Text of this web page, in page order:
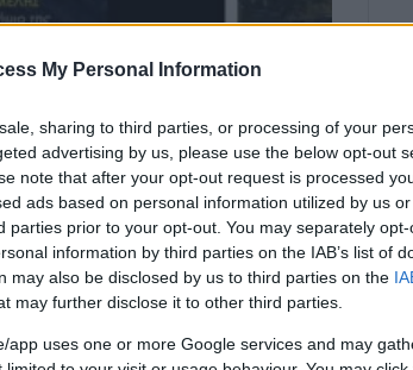
My Personal Information
sharing to third parties, or processing of your
advertising by us, please use the below opt-out
note that after your opt-out request is processed
ads based on personal information utilized by us
parties prior to your opt-out. You may separately
information by third parties on the IAB’s list of
may also be disclosed by us to third parties on the
may further disclose it to other third parties.
app uses one or more Google services and may